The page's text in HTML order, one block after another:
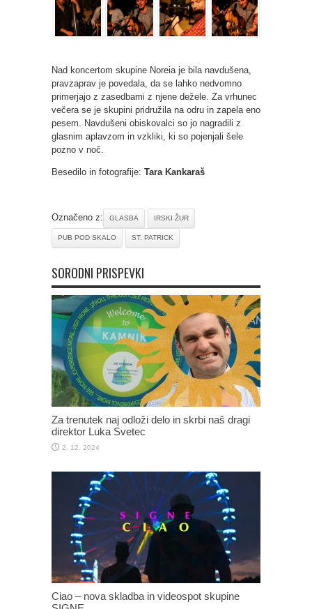
Nad koncertom skupine Noreia je bila navdušena,
pravzaprav je povedala, da se lahko nedvomno
primerjajo z zasedbami z njene dežele. Za vrhunec
večera se je skupini pridružila na odru in zapela eno
pesem. Navdušeni obiskovalci so jo nagradili z
glasnim aplavzom in vzkliki, ki so pojenjali šele
pozno v noč.
Besedilo in fotografije: Tara Kankaraš
Označeno z: GLASBA IRSKI ŽUR
PUB POD SKALO ST. PATRICK
SORODNI PRISPEVKI
Za trenutek naj odloži delo in skrbi naš dragi
direktor Luka Svetec
2. 12. 2024
Ciao – nova skladba in videospot skupine